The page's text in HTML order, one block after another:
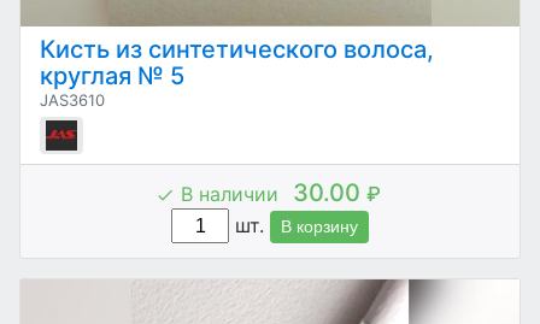
Кисть из синтетического волоса,
круглая № 5
JAS3610
В наличии 30.00 ₽
шт.
В корзину